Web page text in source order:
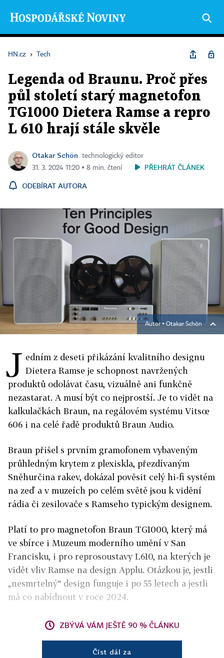
HN.cz › Tech
Legenda od Braunu. Proč přes
půl století starý magnetofon
TG1000 Dietera Ramse a repro
L 610 hrají stále skvěle
Otakar Schön
technologický editor
31. 3. 2024 11:20 ▪ 8 min. čtení
PŘEHRÁT ČLÁNEK
ODEBÍRAT AUTORA
Autor ▪Otakar Schön
J edním z deseti přikázání kvalitního designu
Dietera Ramse je schopnost navržených
produktů odolávat času, vizuálně ani funkčně
nezastarat. A musí být co nejprostší. Je to vidět na
kalkulačkách Braun, na regálovém systému Vitsœ
606 i na celé řadě produktů Braun Audio.
Braun přišel s prvním gramofonem vybaveným
průhledným krytem z plexiskla, přezdívaným
Sněhurčina rakev, dokázal pověsit celý hi-fi systém
na zeď a v muzeích po celém světě jsou k vidění
rádia či zesilovače s Ramseho typickým designem.
Platí to pro magnetofon Braun TG1000, který má
ve sbírce i Muzeum moderního umění v San
Francisku, i pro reprosoustavy L610, na kterých je
vidět vliv Ramse na design Applu. Otázkou je, jestli
„nesmrtelný“ design funguje i po 55 letech a jestli
má co nabídnout v roce 2024.
ZBÝVÁ VÁM JEŠTĚ 90 % ČLÁNKU
Číst dál za